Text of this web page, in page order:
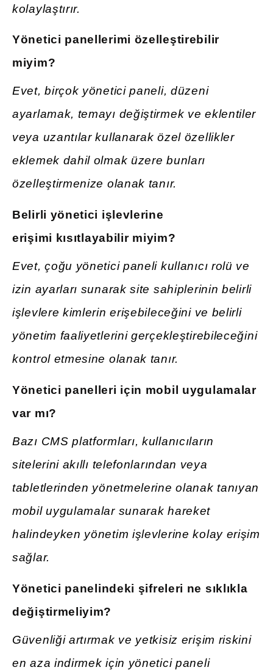
kolaylaştırır.
Yönetici panellerimi özelleştirebilir
miyim?
Evet, birçok yönetici paneli, düzeni
ayarlamak, temayı değiştirmek ve eklentiler
veya uzantılar kullanarak özel özellikler
eklemek dahil olmak üzere bunları
özelleştirmenize olanak tanır.
Belirli yönetici işlevlerine
erişimi kısıtlayabilir miyim?
Evet, çoğu yönetici paneli kullanıcı rolü ve
izin ayarları sunarak site sahiplerinin belirli
işlevlere kimlerin erişebileceğini ve belirli
yönetim faaliyetlerini gerçekleştirebileceğini
kontrol etmesine olanak tanır.
Yönetici panelleri için mobil uygulamalar
var mı?
Bazı CMS platformları, kullanıcıların
sitelerini akıllı telefonlarından veya
tabletlerinden yönetmelerine olanak tanıyan
mobil uygulamalar sunarak hareket
halindeyken yönetim işlevlerine kolay erişim
sağlar.
Yönetici panelindeki şifreleri ne sıklıkla
değiştirmeliyim?
Güvenliği artırmak ve yetkisiz erişim riskini
en aza indirmek için yönetici paneli